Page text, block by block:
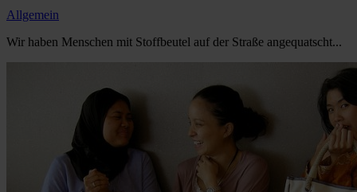
Allgemein
Wir haben Menschen mit Stoffbeutel auf der Straße angequatscht...